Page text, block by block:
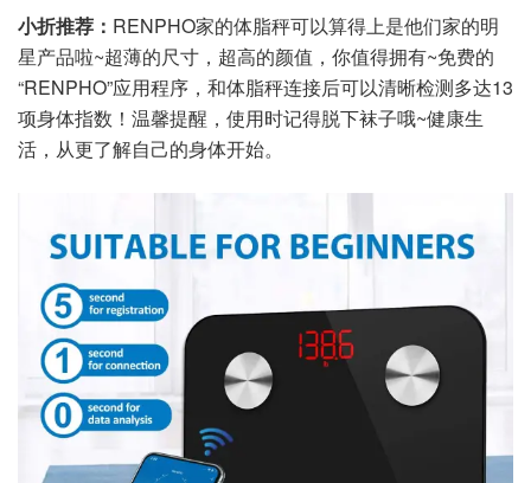
小折推荐： RENPHO家的体脂秤可以算得上是他们家的明
星产品啦~超薄的尺寸，超高的颜值，你值得拥有~免费的
“RENPHO”应用程序，和体脂秤连接后可以清晰检测多达13
项身体指数！温馨提醒，使用时记得脱下袜子哦~健康生
活，从更了解自己的身体开始。